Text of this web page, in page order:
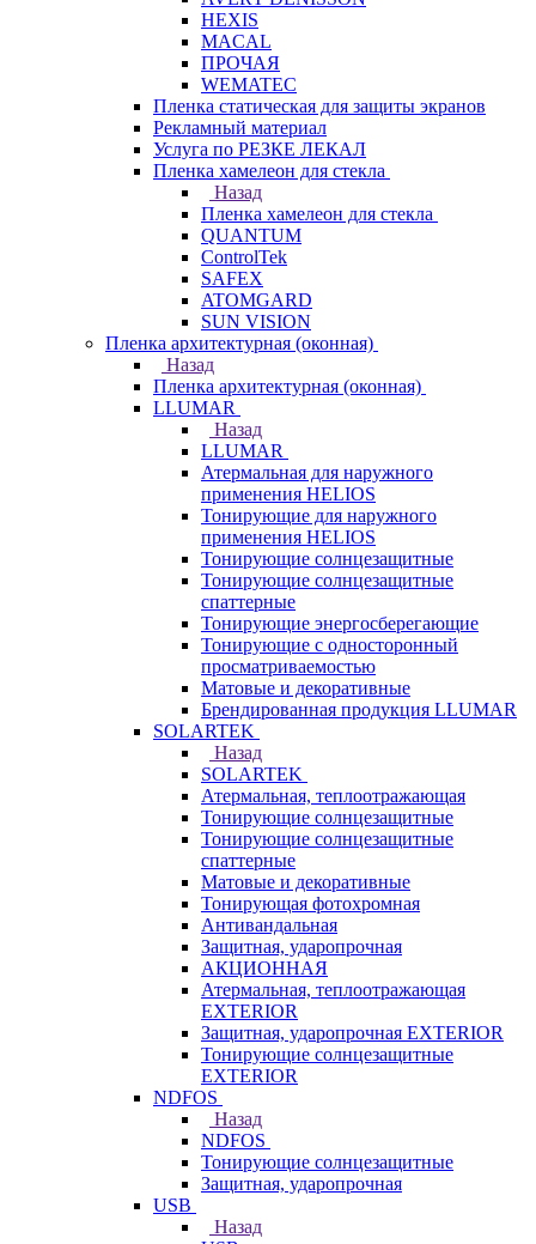
HEXIS
MACAL
ПРОЧАЯ
WEMATEC
Пленка статическая для защиты экранов
Рекламный материал
Услуга по РЕЗКЕ ЛЕКАЛ
Пленка хамелеон для стекла
Назад
Пленка хамелеон для стекла
QUANTUM
ControlTek
SAFEX
ATOMGARD
SUN VISION
Пленка архитектурная (оконная)
Назад
Пленка архитектурная (оконная)
LLUMAR
Назад
LLUMAR
Атермальная для наружного
применения HELIOS
Тонирующие для наружного
применения HELIOS
Тонирующие солнцезащитные
Тонирующие солнцезащитные
спаттерные
Тонирующие энергосберегающие
Тонирующие с односторонный
просматриваемостью
Матовые и декоративные
Брендированная продукция LLUMAR
SOLARTEK
Назад
SOLARTEK
Атермальная, теплоотражающая
Тонирующие солнцезащитные
Тонирующие солнцезащитные
спаттерные
Матовые и декоративные
Тонирующая фотохромная
Антивандальная
Защитная, ударопрочная
АКЦИОННАЯ
Атермальная, теплоотражающая
EXTERIOR
Защитная, ударопрочная EXTERIOR
Тонирующие солнцезащитные
EXTERIOR
NDFOS
Назад
NDFOS
Тонирующие солнцезащитные
Защитная, ударопрочная
USB
Назад